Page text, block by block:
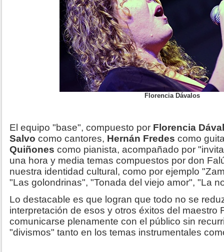
Florencia Dávalos
El equipo "base", compuesto por Florencia
Salvo como cantores, Hernán Fredes como
Quiñones como pianista, acompañado por
una hora y media temas compuestos por don
nuestra identidad cultural, como por ejemplo
"Las golondrinas", "Tonada del viejo amor", "La
Lo destacable es que logran que todo no se
interpretación de esos y otros éxitos del maestro
comunicarse plenamente con el público sin
"divismos" tanto en los temas instrumentales